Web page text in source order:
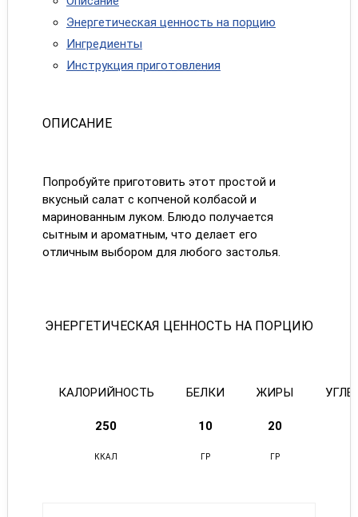
Энергетическая ценность на порцию
Ингредиенты
Инструкция приготовления
ОПИСАНИЕ
Попробуйте приготовить этот простой и
вкусный салат с копченой колбасой и
маринованным луком. Блюдо получается
сытным и ароматным, что делает его
отличным выбором для любого застолья.
ЭНЕРГЕТИЧЕСКАЯ ЦЕННОСТЬ НА ПОРЦИЮ
КАЛОРИЙНОСТЬ БЕЛКИ ЖИРЫ
250 10 20
ККАЛ ГР ГР